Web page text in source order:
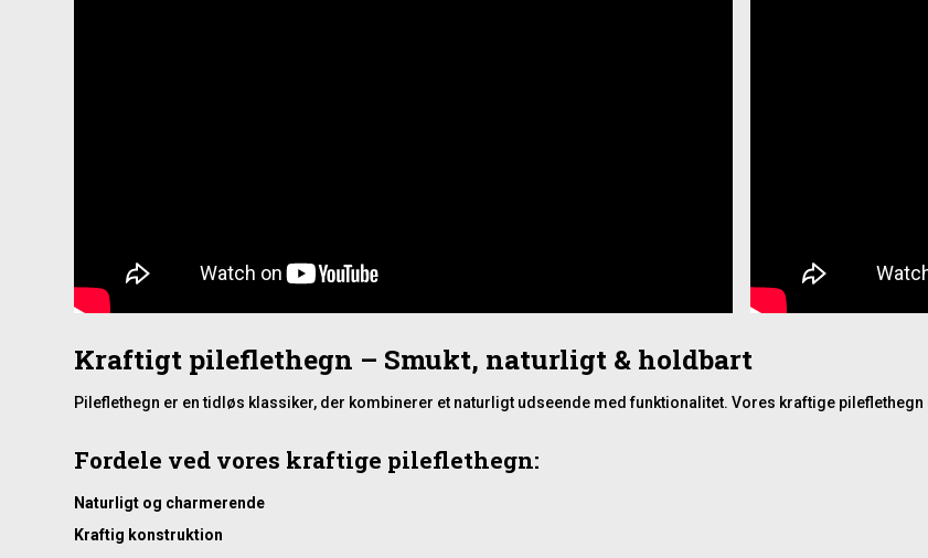
Kraftigt pileflethegn – Smukt, naturligt & holdbart
Pileflethegn er en tidløs klassiker, der kombinerer et naturligt udseende med funktionalitet. Vores kraftige
Fordele ved vores kraftige pileflethegn:
Naturligt og charmerende
Kraftig konstruktion